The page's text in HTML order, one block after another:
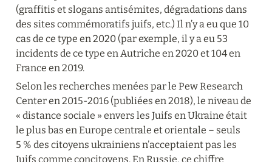
(graffitis et slogans antisémites, dégradations dans
des sites commémoratifs juifs, etc.) Il n’y a eu que 10
cas de ce type en 2020 (par exemple, il y a eu 53
incidents de ce type en Autriche en 2020 et 104 en
France en 2019.
Selon les recherches menées par le Pew Research
Center en 2015-2016 (publiées en 2018), le niveau de
« distance sociale » envers les Juifs en Ukraine était
le plus bas en Europe centrale et orientale – seuls
5 % des citoyens ukrainiens n’acceptaient pas les
Juifs comme concitoyens. En Russie, ce chiffre